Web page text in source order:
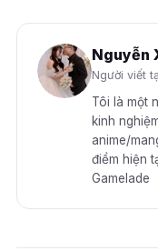
Nguyễn
Người viết
Tôi là một
kinh
anime/
điểm hiện
Gamelade